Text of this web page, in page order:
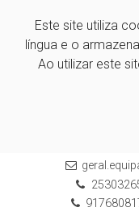
Este site utiliza
língua e o
Ao utilizar este